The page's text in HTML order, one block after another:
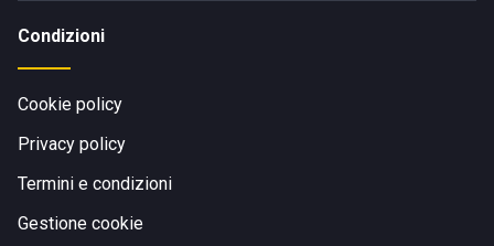
Condizioni
Cookie policy
Privacy policy
Termini e condizioni
Gestione cookie